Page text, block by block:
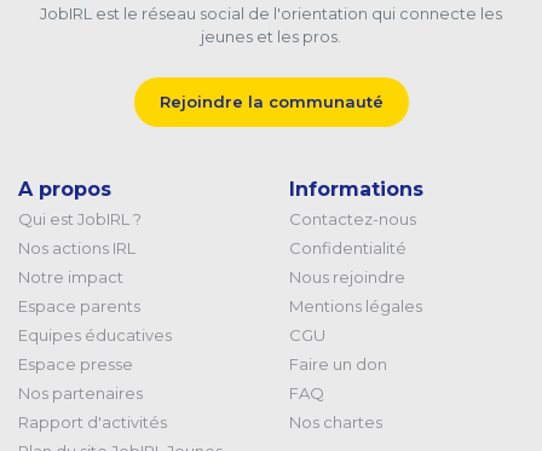
JobIRL est le réseau social de l'orientation qui connecte les
jeunes et les pros.
Rejoindre la communauté
A propos
Qui est JobIRL ?
Nos actions IRL
Notre impact
Espace parents
Equipes éducatives
Espace presse
Nos partenaires
Rapport d'activités
Informations
Contactez-nous
Confidentialité
Nous rejoindre
Mentions légales
CGU
Faire un don
FAQ
Nos chartes